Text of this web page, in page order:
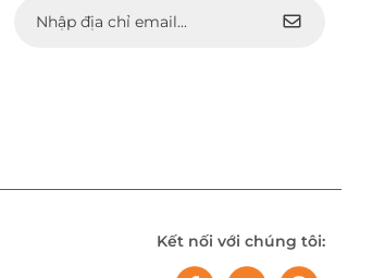
Kết nối với chúng tôi: